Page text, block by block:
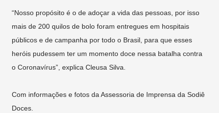
“Nosso propósito é o de adoçar a vida das pessoas, por isso
mais de 200 quilos de bolo foram entregues em hospitais
públicos e de campanha por todo o Brasil, para que esses
heróis pudessem ter um momento doce nessa batalha contra
o Coronavírus”, explica Cleusa Silva.
Com informações e fotos da Assessoria de Imprensa da Sodiê
Doces.